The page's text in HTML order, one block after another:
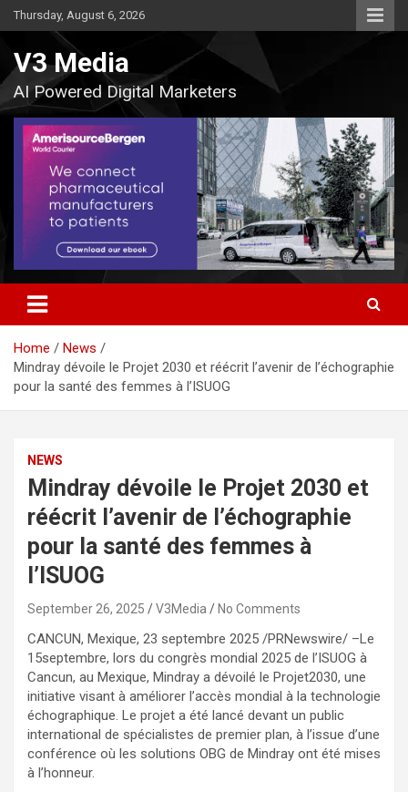
Skip
to
Thursday, August 6, 2026
V3 Media
AI Powered Digital Marketers
Home
News
Mindray dévoile le Projet 2030 et réécrit l’avenir de l’échographie
pour la santé des femmes à l’ISUOG
NEWS
Mindray dévoile le Projet 2030 et
réécrit l’avenir de l’échographie
pour la santé des femmes à
l’ISUOG
September 26, 2025 V3Media No Comments
CANCUN, Mexique, 23 septembre 2025 /PRNewswire/ –Le
15septembre, lors du congrès mondial 2025 de l’ISUOG à
Cancun, au Mexique, Mindray a dévoilé le Projet2030, une
initiative visant à améliorer l’accès mondial à la technologie
échographique. Le projet a été lancé devant un public
international de spécialistes de premier plan, à l’issue d’une
conférence où les solutions OBG de Mindray ont été mises
à l’honneur.